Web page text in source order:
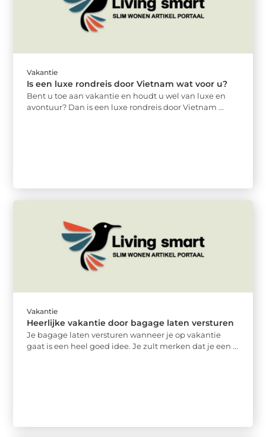
Vakantie
Is een luxe rondreis door Vietnam wat voor u?
Bent u toe aan vakantie en houdt u wel van luxe en
avontuur? Dan is een luxe rondreis door Vietnam ...
Vakantie
Heerlijke vakantie door bagage laten versturen
Je bagage laten versturen wanneer je op vakantie
gaat is een heel goed idee. Je zult merken dat je een ...